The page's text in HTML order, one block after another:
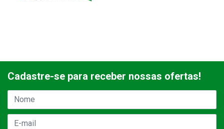
Cadastre-se para receber nossas ofertas!